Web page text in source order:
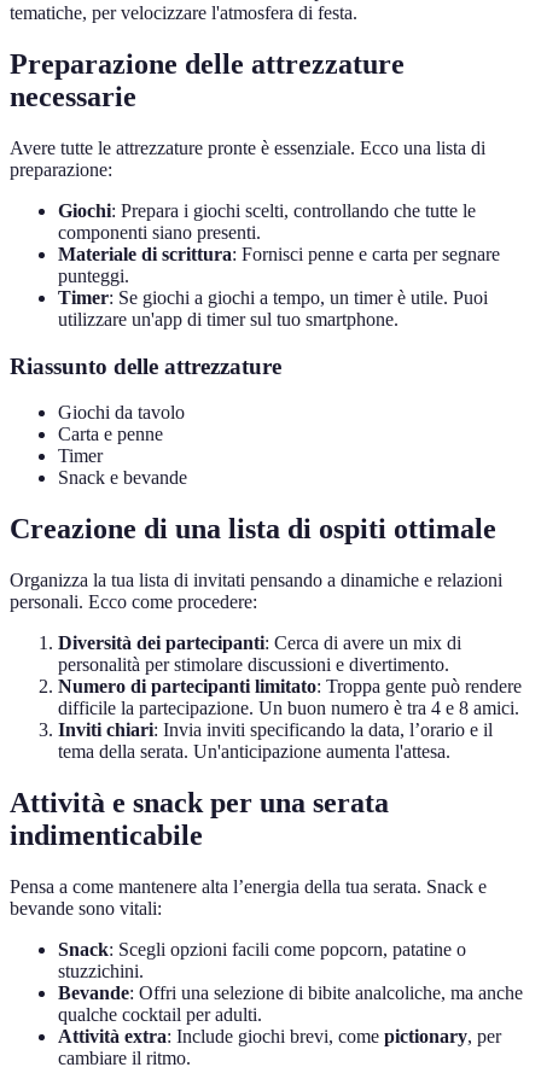
tematiche, per velocizzare l'atmosfera di festa.
Preparazione delle attrezzature
necessarie
Avere tutte le attrezzature pronte è essenziale. Ecco una lista di
preparazione:
Giochi: Prepara i giochi scelti, controllando che tutte le
componenti siano presenti.
Materiale di scrittura: Fornisci penne e carta per segnare
punteggi.
Timer: Se giochi a giochi a tempo, un timer è utile. Puoi
utilizzare un'app di timer sul tuo smartphone.
Riassunto delle attrezzature
Giochi da tavolo
Carta e penne
Timer
Snack e bevande
Creazione di una lista di ospiti ottimale
Organizza la tua lista di invitati pensando a dinamiche e relazioni
personali. Ecco come procedere:
Diversità dei partecipanti: Cerca di avere un mix di
personalità per stimolare discussioni e divertimento.
Numero di partecipanti limitato: Troppa gente può rendere
difficile la partecipazione. Un buon numero è tra 4 e 8 amici.
Inviti chiari: Invia inviti specificando la data, l’orario e il
tema della serata. Un'anticipazione aumenta l'attesa.
Attività e snack per una serata
indimenticabile
Pensa a come mantenere alta l’energia della tua serata. Snack e
bevande sono vitali:
Snack: Scegli opzioni facili come popcorn, patatine o
stuzzichini.
Bevande: Offri una selezione di bibite analcoliche, ma anche
qualche cocktail per adulti.
Attività extra: Include giochi brevi, come pictionary, per
cambiare il ritmo.